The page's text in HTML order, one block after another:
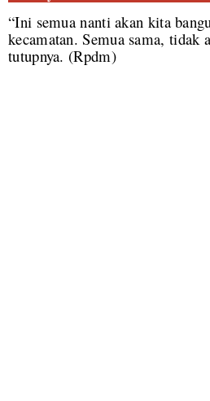
“Ini semua nanti akan kita
kecamatan. Semua sama, tidak
tutupnya. (Rpdm)